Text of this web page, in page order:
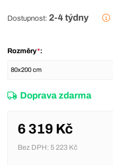
Dostupnost: 2-4 týdny
Rozměry*:
Doprava zdarma
6 319 Kč
Bez DPH: 5 223 Kč